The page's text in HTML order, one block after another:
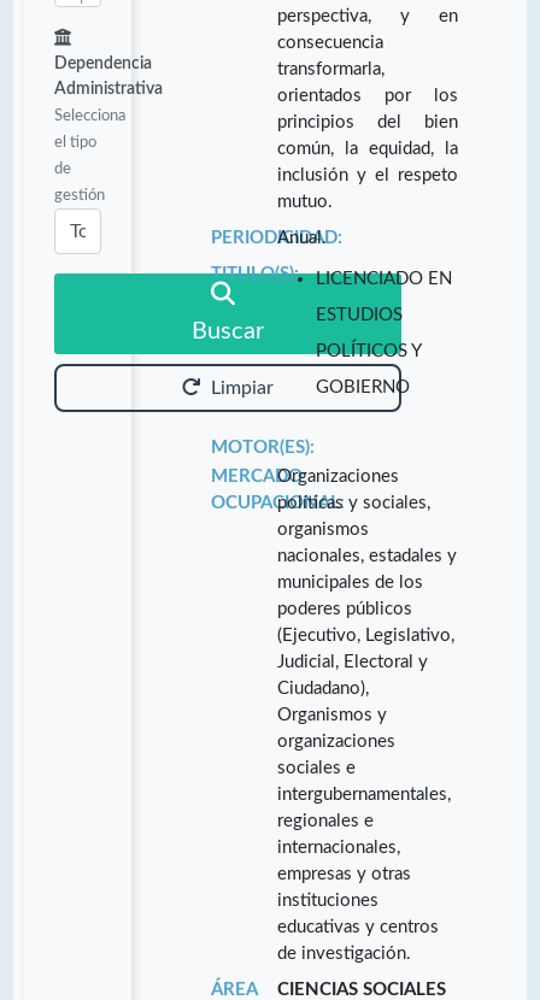
Dependencia
Administrativa
Selecciona
el tipo
de
gestión
Buscar
Limpiar
perspectiva, y en
consecuencia
transformarla,
orientados por los
principios del bien
común, la equidad, la
inclusión y el respeto
mutuo.
PERIODICIDAD:
Anual.
TITULO(S):
LICENCIADO EN
ESTUDIOS
POLÍTICOS Y
GOBIERNO
MOTOR(ES):
MERCADO
OCUPACIONAL:
Organizaciones
políticas y sociales,
organismos
nacionales, estadales y
municipales de los
poderes públicos
(Ejecutivo, Legislativo,
Judicial, Electoral y
Ciudadano),
Organismos y
organizaciones
sociales e
intergubernamentales,
regionales e
internacionales,
empresas y otras
instituciones
educativas y centros
de investigación.
ÁREA
CIENCIAS SOCIALES